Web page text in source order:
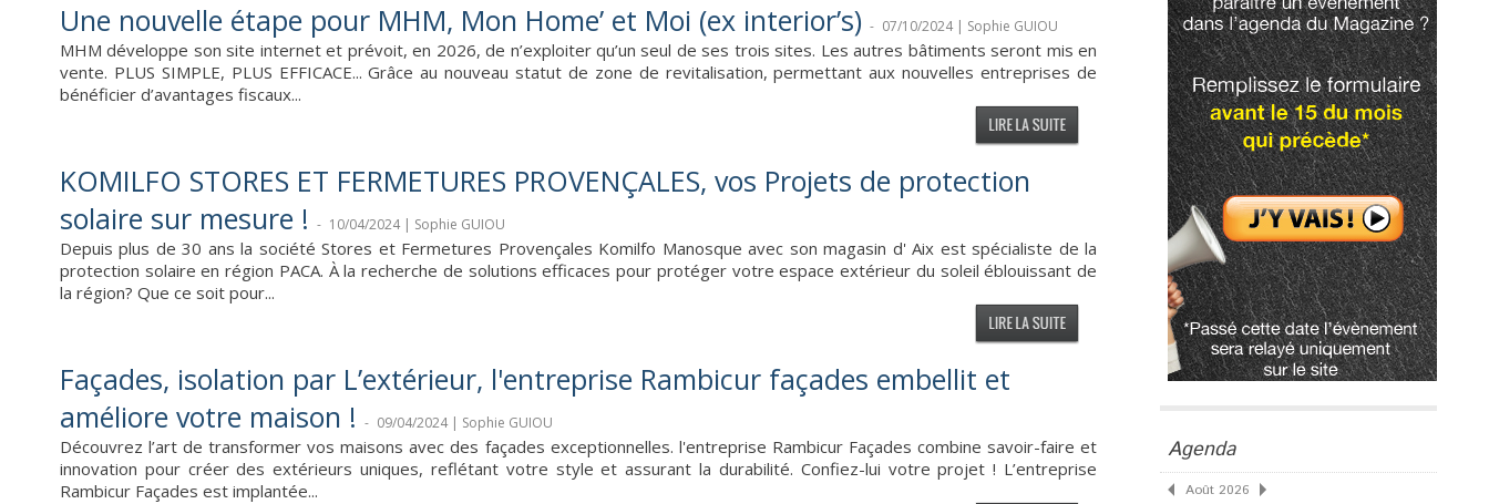
Une nouvelle étape pour MHM, Mon Home’ et Moi (ex interior’s) - 07/10/2024 | Sophie GUIOU
MHM développe son site internet et prévoit, en 2026, de n’exploiter qu’un seul de ses trois sites. Les autres bâtiments seront mis en
vente. PLUS SIMPLE, PLUS EFFICACE... Grâce au nouveau statut de zone de revitalisation, permettant aux nouvelles entreprises de
bénéficier d’avantages fiscaux...
KOMILFO STORES ET FERMETURES PROVENÇALES, vos Projets de protection
solaire sur mesure ! - 10/04/2024 | Sophie GUIOU
Depuis plus de 30 ans la société Stores et Fermetures Provençales Komilfo Manosque avec son magasin d' Aix est spécialiste de la
protection solaire en région PACA. À la recherche de solutions efficaces pour protéger votre espace extérieur du soleil éblouissant de
la région? Que ce soit pour...
Façades, isolation par L’extérieur, l'entreprise Rambicur façades embellit et
améliore votre maison ! - 09/04/2024 | Sophie GUIOU
Découvrez l’art de transformer vos maisons avec des façades exceptionnelles. l'entreprise Rambicur Façades combine savoir-faire et
innovation pour créer des extérieurs uniques, reflétant votre style et assurant la durabilité. Confiez-lui votre projet ! L’entreprise
Rambicur Façades est implantée...
Agenda
Août 2026